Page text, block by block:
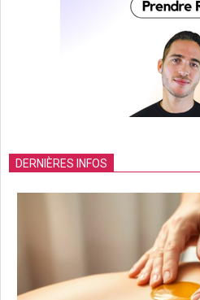
DERNIÈRES INFOS